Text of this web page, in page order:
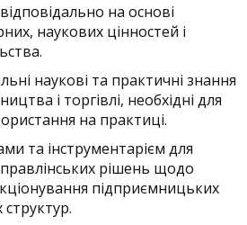
на основі
наукових цінностей і
наукові та практичні знання
і торгівлі, необхідні для
на практиці.
та інструментарієм для
рішень щодо
підприємницьких